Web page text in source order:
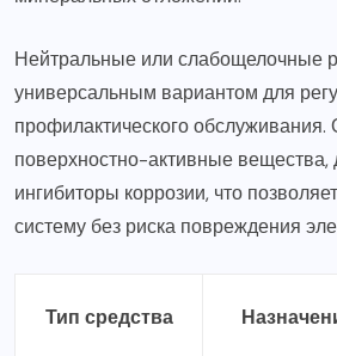
Нейтральные или слабощелочные
универсальным вариантом для
профилактического
поверхностно-активные вещества,
ингибиторы коррозии, что
систему без риска повреждения
Тип средства